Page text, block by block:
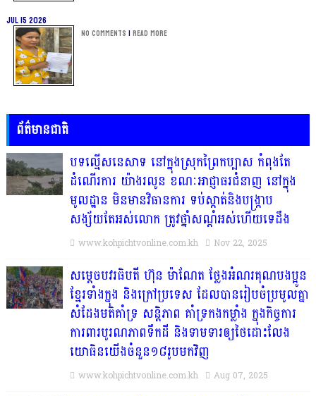
Jul 15 2026
No Comments | Read more
ព័ត៌មានជាតិ
បទល្មើសនេសាទ នៅក្នុងស្រុកព្រៃកប្បាស កំពុងតែ
ដំណើរការ យ៉ាងរលូន ខណៈអាជ្ញាធរជំនាញ នៅក្នុង
មូលដ្ឋាន មិនមានវិធានការ ទប់ស្កាត់និងបង្ក្រាប
សង្ស័យតែអស់លោក ត្រូវថ្នាំសណ្ដំអស់ហើយទេដឹង
www.kohpichtvonline.com.kh Nov 22, 2025
សម្តេចបវរធិបតី ហ៊ុន ម៉ាណែត ថ្លែងអំណរគុណបងប្អូន
ខ្មែរទាំងក្នុង និងក្រៅប្រទេស ដែលបានរៀបចំប្រមូលគ្នា
សំដែងមតិគាំទ្រ សន្តិភាព គាំទ្រកងកម្លាំង ក្នុងកិច្ចការ
ការពារបូរណភាពទឹកដី និងទាមទារឲ្យថៃដោះលែង
យោធិនយើងចំនួន១៨រូបមកវិញ
www.kohpichtvonline.com.kh Aug 07, 2025